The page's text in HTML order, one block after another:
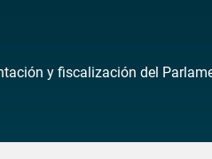
y fiscalización del